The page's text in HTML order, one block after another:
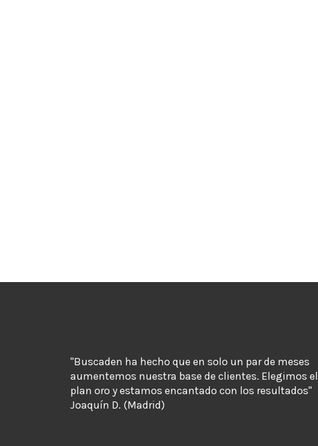
"Buscaden ha hecho que en solo un par de meses
aumentemos nuestra base de clientes. Elegimos el
plan oro y estamos encantado con los resultados"
Joaquín D. (Madrid)